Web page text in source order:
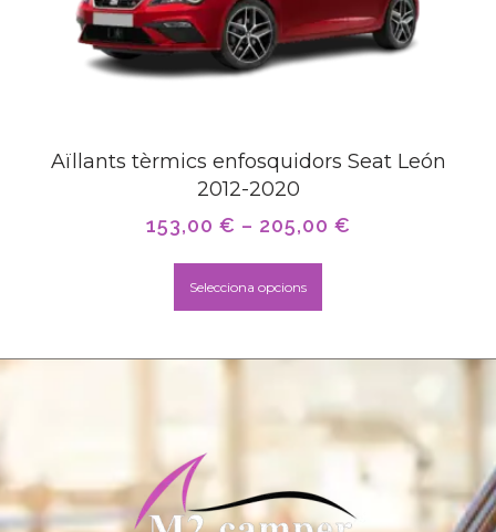
Aïllants tèrmics enfosquidors Seat León
2012-2020
153,00 € – 205,00 €
Selecciona opcions